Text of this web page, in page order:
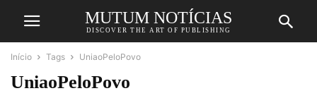
MUTUM NOTÍCIAS
DISCOVER THE ART OF PUBLISHING
Início Tags UniaoPeloPovo
UniaoPeloPovo